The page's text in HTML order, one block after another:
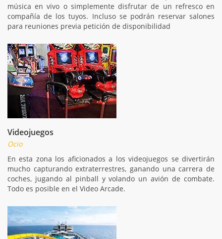
música en vivo o simplemente disfrutar de un refresco en
compañía de los tuyos. Incluso se podrán reservar salones
para reuniones previa petición de disponibilidad
Videojuegos
Ocio
En esta zona los aficionados a los videojuegos se divertirán
mucho capturando extraterrestres, ganando una carrera de
coches, jugando al pinball y volando un avión de combate.
Todo es posible en el Video Arcade.